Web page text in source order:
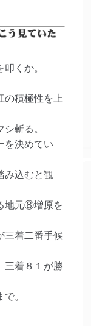
くか。
積極性を上
斬る。
決めてい
込むと観
地元⑧増原を
着二番手候
三着８１が勝
。